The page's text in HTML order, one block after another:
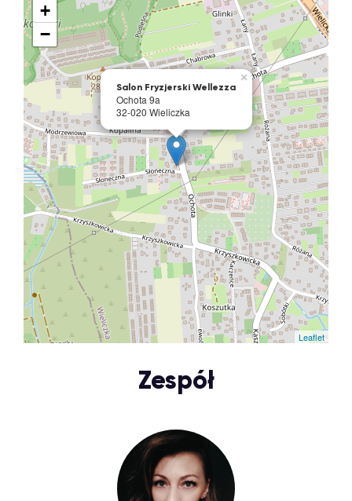
Salon Fryzjerski Wellezza
Ochota 9a
32-020 Wieliczka
×
+
−
Leaflet
Zespół